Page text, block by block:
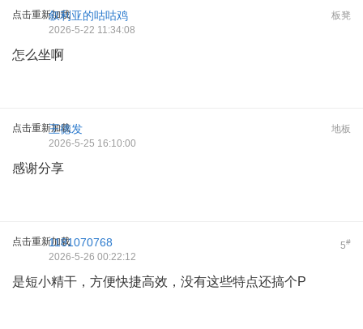
点击重新加载 板凳
叙利亚的咕咕鸡
2026-5-22 11:34:08
怎么坐啊
点击重新加载 地板
王德发
2026-5-25 16:10:00
感谢分享
点击重新加载 5#
1181070768
2026-5-26 00:22:12
是短小精干，方便快捷高效，没有这些特点还搞个P